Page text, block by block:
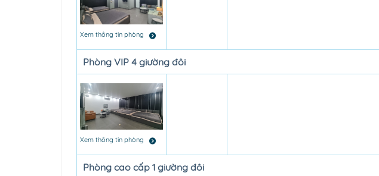
Xem thông tin phòng
Phòng VIP 4 giường đôi
Xem thông tin phòng
Phòng cao cấp 1 giường đôi